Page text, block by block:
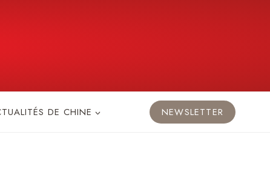
DE CHINE NEWSLETTER